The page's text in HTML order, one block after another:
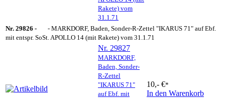
Rakete) vom
31.1.71
Nr. 29826 -
- MARKDORF, Baden, Sonder-R-Zettel "IKARUS 71" auf Ebf.
mit entspr. SoSt. APOLLO 14 (mit Rakete) vom 31.1.71
Nr. 29827
MARKDORF,
Baden, Sonder-
R-Zettel
"IKARUS 71"
auf Ebf. mit
10,- €*
In den Warenkorb